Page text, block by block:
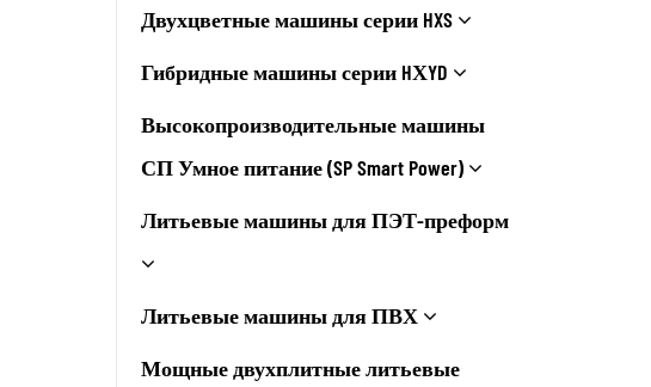
Двухцветные машины серии HXS
Гибридные машины серии HХYD
Высокопроизводительные машины
СП Умное питание (SP Smart Power)
Литьевые машины для ПЭТ-преформ
Литьевые машины для ПВХ
Мощные двухплитные литьевые